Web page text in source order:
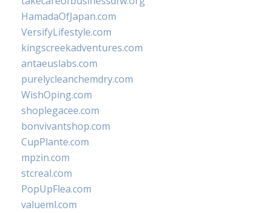
HamadaOfJapan.com
VersifyLifestyle.com
kingscreekadventures.com
antaeuslabs.com
purelycleanchemdry.com
WishOping.com
shoplegacee.com
bonvivantshop.com
CupPlante.com
mpzin.com
stcreal.com
PopUpFlea.com
valueml.com